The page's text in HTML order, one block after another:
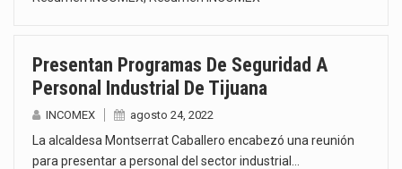
Presentan Programas De Seguridad A
Personal Industrial De Tijuana
INCOMEX agosto 24, 2022
La alcaldesa Montserrat Caballero encabezó una reunión
para presentar a personal del sector industrial…